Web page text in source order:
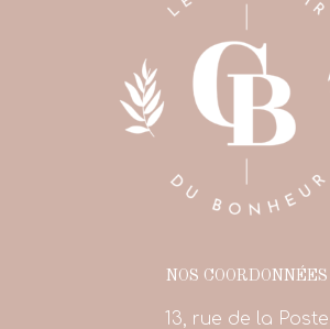
NOS COORDONNÉES
13, rue de la Poste